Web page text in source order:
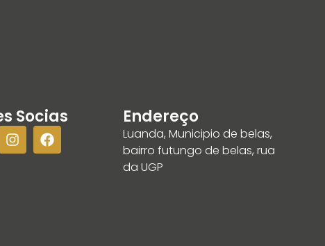
Socias Endereço
Luanda, Municipio de belas,
bairro futungo de belas, rua
da UGP